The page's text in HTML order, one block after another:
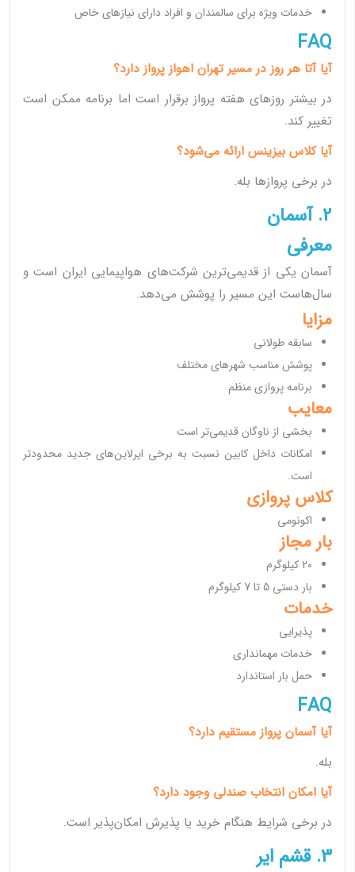
خدمات ویژه برای سالمندان و افراد دارای نیازهای خاص
FAQ
آیا آتا هر روز در مسیر تهران اهواز پرواز دارد؟
در بیشتر روزهای هفته پرواز برقرار است اما برنامه ممکن است
تغییر کند.
آیا کلاس بیزینس ارائه می‌شود؟
در برخی پروازها بله.
2. آسمان
معرفی
آسمان یکی از قدیمی‌ترین شرکت‌های هواپیمایی ایران است و
سال‌هاست این مسیر را پوشش می‌دهد.
مزایا
سابقه طولانی
پوشش مناسب شهرهای مختلف
برنامه پروازی منظم
معایب
بخشی از ناوگان قدیمی‌تر است
امکانات داخل کابین نسبت به برخی ایرلاین‌های جدید محدودتر
است.
کلاس پروازی
اکونومی
بار مجاز
20 کیلوگرم
بار دستی 5 تا 7 کیلوگرم
خدمات
پذیرایی
خدمات مهمانداری
حمل بار استاندارد
FAQ
آیا آسمان پرواز مستقیم دارد؟
بله.
آیا امکان انتخاب صندلی وجود دارد؟
در برخی شرایط هنگام خرید یا پذیرش امکان‌پذیر است.
3. قشم ایر